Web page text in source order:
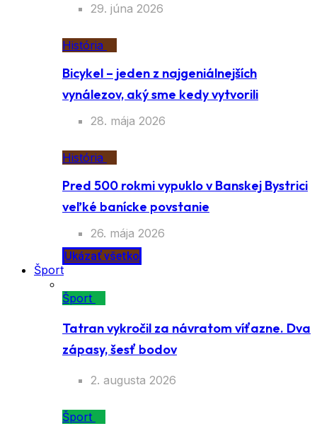
29. júna 2026
História
Bicykel – jeden z najgeniálnejších
vynálezov, aký sme kedy vytvorili
28. mája 2026
História
Pred 500 rokmi vypuklo v Banskej Bystrici
veľké banícke povstanie
26. mája 2026
Ukázať všetko
Šport
Šport
Tatran vykročil za návratom víťazne. Dva
zápasy, šesť bodov
2. augusta 2026
Šport